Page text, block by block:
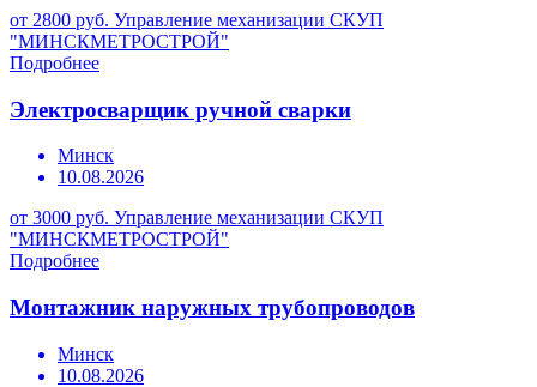
от 2800 руб. Управление механизации СКУП
"МИНСКМЕТРОСТРОЙ"
Подробнее
Электросварщик ручной сварки
Минск
10.08.2026
от 3000 руб. Управление механизации СКУП
"МИНСКМЕТРОСТРОЙ"
Подробнее
Монтажник наружных трубопроводов
Минск
10.08.2026